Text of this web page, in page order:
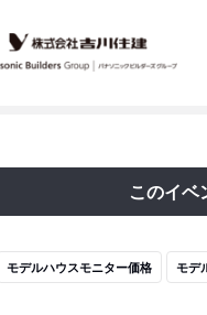
このイベ
モデルハウスモニター価格 モデ